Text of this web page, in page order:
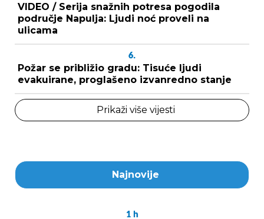
VIDEO / Serija snažnih potresa pogodila
područje Napulja: Ljudi noć proveli na
ulicama
6.
Požar se približio gradu: Tisuće ljudi
evakuirane, proglašeno izvanredno stanje
Prikaži više vijesti
Najnovije
1 h